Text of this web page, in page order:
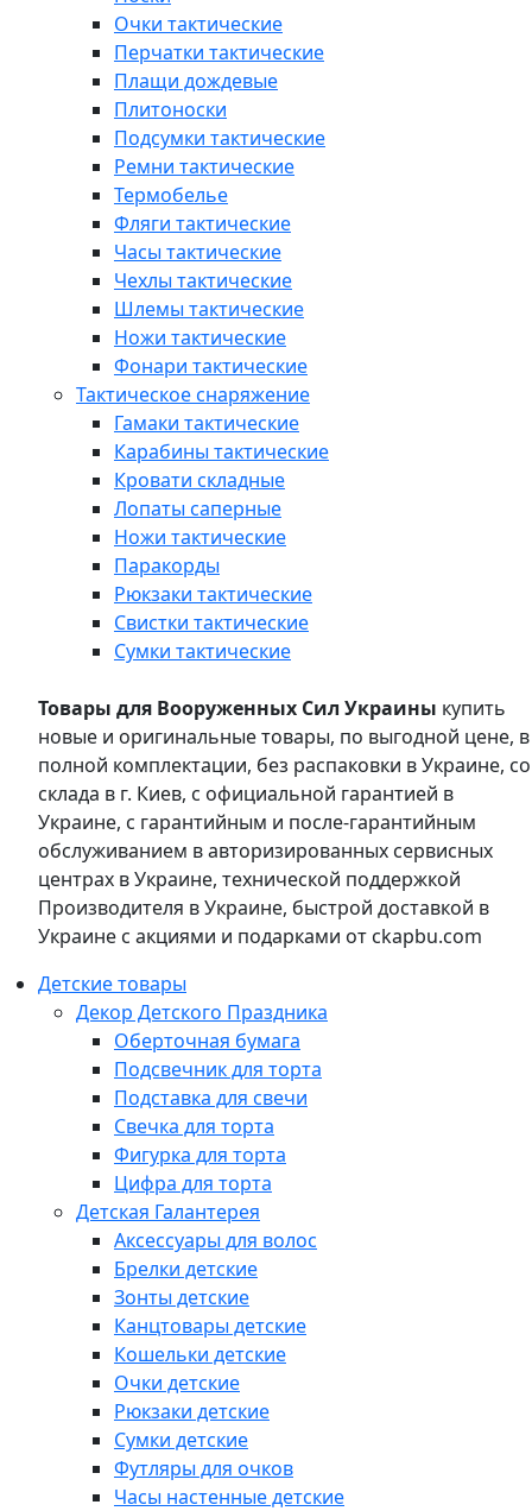
Очки тактические
Перчатки тактические
Плащи дождевые
Плитоноски
Подсумки тактические
Ремни тактические
Термобелье
Фляги тактические
Часы тактические
Чехлы тактические
Шлемы тактические
Ножи тактические
Фонари тактические
Тактическое снаряжение
Гамаки тактические
Карабины тактические
Кровати складные
Лопаты саперные
Ножи тактические
Паракорды
Рюкзаки тактические
Свистки тактические
Сумки тактические
Товары для Вооруженных Сил Украины купить
новые и оригинальные товары, по выгодной цене, в
полной комплектации, без распаковки в Украине, со
склада в г. Киев, с официальной гарантией в
Украине, с гарантийным и после-гарантийным
обслуживанием в авторизированных сервисных
центрах в Украине, технической поддержкой
Производителя в Украине, быстрой доставкой в
Украине с акциями и подарками от ckapbu.com
Детские товары
Декор Детского Праздника
Оберточная бумага
Подсвечник для торта
Подставка для свечи
Свечка для торта
Фигурка для торта
Цифра для торта
Детская Галантерея
Аксессуары для волос
Брелки детские
Зонты детские
Канцтовары детские
Кошельки детские
Очки детские
Рюкзаки детские
Сумки детские
Футляры для очков
Часы настенные детские